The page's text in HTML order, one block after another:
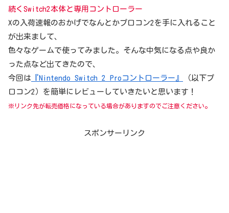
続くSwitch2本体と専用コントローラー
Xの入荷速報のおかげでなんとかプロコン2を手に入れること
が出来まして、
色々なゲームで使ってみました。そんな中気になる点や良か
った点など出てきたので、
今回は 『Nintendo Switch 2 Proコントローラー』
（以下プ
ロコン2）を簡単にレビューしていきたいと思います！
※リンク先が転売価格になっている場合がありますのでご注意ください。
スポンサーリンク